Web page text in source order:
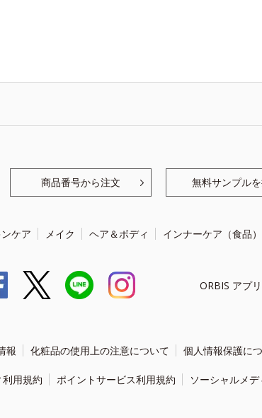
商品番号から注文 無料サンプル
ケア メイク ヘア＆ボディ インナーケア（食品）
ORBIS アプリ
報 化粧品の使用上の注意について 個人情報保護に
用規約 ポイントサービス利用規約 ソーシャルメ